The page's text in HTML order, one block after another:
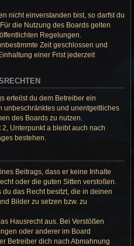
nicht einverstanden bist, so darfst du
die Nutzung des Boards gelten
Regelungen.
Zeit geschlossen und
einer Frist jederzeit
erteilst du dem Betreiber ein
unbeschränktes und unentgeltliches
des Boards zu nutzen.
Unterpunkt a bleibt auch nach
bestehen.
Beitrags, dass er keine Inhalte
oder die guten Sitten verstoßen.
das Recht besitzt, die in deinen
Bilder zu setzen bzw. zu
Hausrecht aus. Bei Verstößen
oder anderer im Board
Betreiber dich nach Abmahnung